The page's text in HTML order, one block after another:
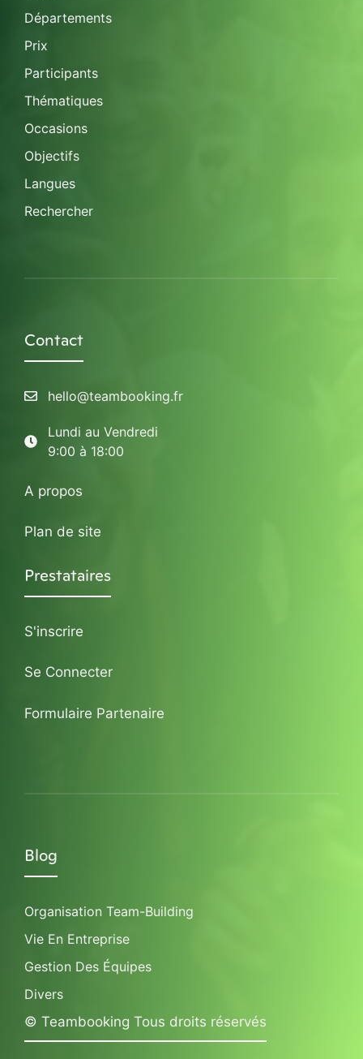
Départements
Prix
Participants
Thématiques
Occasions
Objectifs
Langues
Rechercher
Contact
hello@teambooking.fr
Lundi au Vendredi
9:00 à 18:00
A propos
Plan de site
Prestataires
S'inscrire
Se Connecter
Formulaire Partenaire
Blog
Organisation Team-Building
Vie En Entreprise
Gestion Des Équipes
Divers
© Teambooking Tous droits réservés